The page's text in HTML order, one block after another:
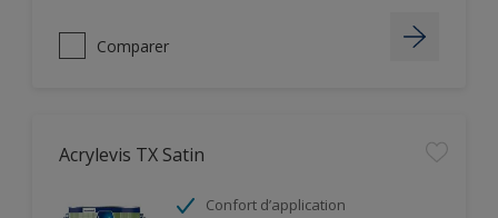
Comparer
Acrylevis TX Satin
Confort d’application